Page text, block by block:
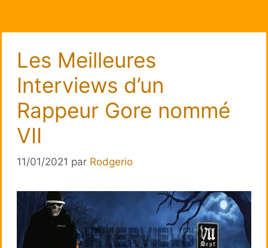
Les Meilleures
Interviews d’un
Rappeur Gore nommé
VII
11/01/2021 par Rodgerio